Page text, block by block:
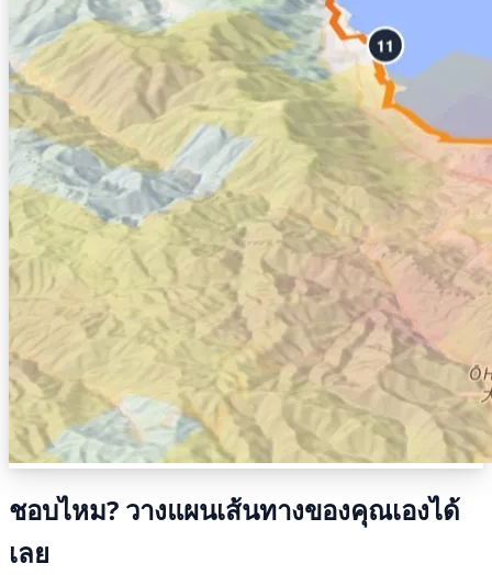
ชอบไหม? วางแผนเส้นทางของคุณเองได้
เลย